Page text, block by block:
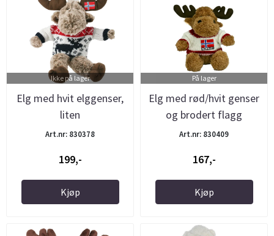
Ikke på lager
Elg med hvit elggenser,
liten
Art.nr: 830378
199,-
Kjøp
På lager
Elg med rød/hvit genser
og brodert flagg
Art.nr: 830409
167,-
Kjøp